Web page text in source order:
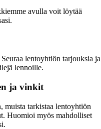
avulla voit löytää
lentoyhtiön tarjouksia ja
lennoille.
ja vinkit
muista tarkistaa lentoyhtiön
Huomioi myös mahdolliset